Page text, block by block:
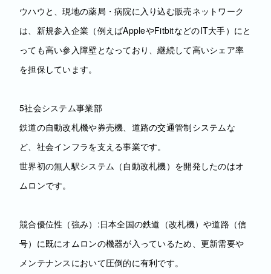
ウハウと、現地の薬局・病院に入り込む販売ネットワーク
は、新規参入企業（例えばAppleやFitbitなどのIT大手）にと
っても高い参入障壁となっており、継続して高いシェア率
を担保しています。
5社会システム事業部
鉄道の自動改札機や券売機、道路の交通管制システムな
ど、社会インフラを支える事業です。
世界初の無人駅システム（自動改札機）を開発したのはオ
ムロンです。
競合優位性（強み）:日本全国の鉄道（改札機）や道路（信
号）に既にオムロンの機器が入っているため、更新需要や
メンテナンスにおいて圧倒的に有利です。